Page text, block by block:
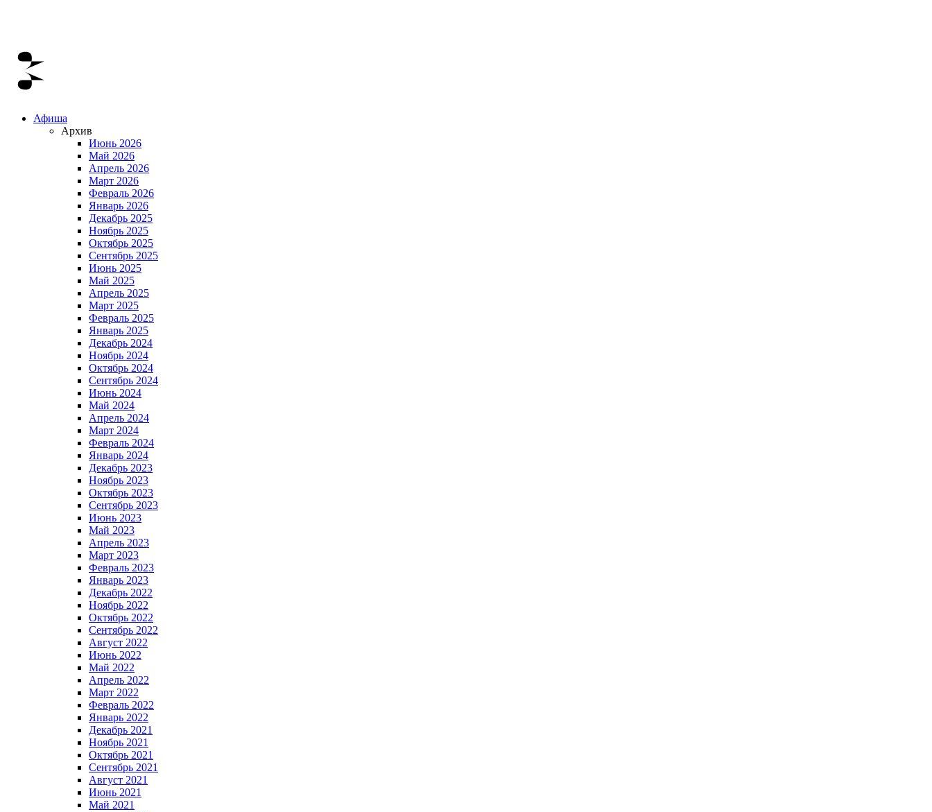
Афиша
Архив
Июнь 2026
Май 2026
Апрель 2026
Март 2026
Февраль 2026
Январь 2026
Декабрь 2025
Ноябрь 2025
Октябрь 2025
Сентябрь 2025
Июнь 2025
Май 2025
Апрель 2025
Март 2025
Февраль 2025
Январь 2025
Декабрь 2024
Ноябрь 2024
Октябрь 2024
Сентябрь 2024
Июнь 2024
Май 2024
Апрель 2024
Март 2024
Февраль 2024
Январь 2024
Декабрь 2023
Ноябрь 2023
Октябрь 2023
Сентябрь 2023
Июнь 2023
Май 2023
Апрель 2023
Март 2023
Февраль 2023
Январь 2023
Декабрь 2022
Ноябрь 2022
Октябрь 2022
Сентябрь 2022
Август 2022
Июнь 2022
Май 2022
Апрель 2022
Март 2022
Февраль 2022
Январь 2022
Декабрь 2021
Ноябрь 2021
Октябрь 2021
Сентябрь 2021
Август 2021
Июнь 2021
Май 2021